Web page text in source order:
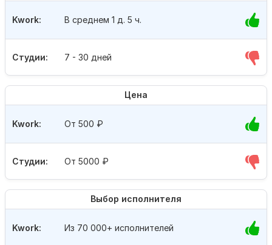
Студии: 7 - 30 дней
Kwork: В среднем 1 д. 5 ч.
Цена
Студии: От 5000 ₽
Kwork: От 500 ₽
Выбор исполнителя
Kwork: Из 70 000+ исполнителей